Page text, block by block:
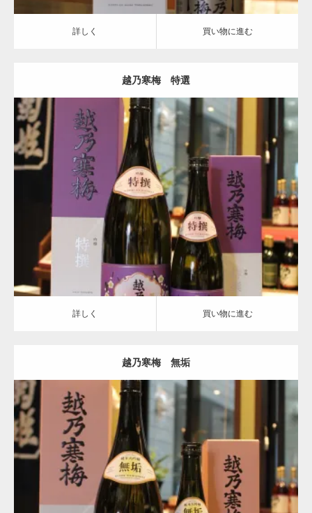
詳しく 買い物に進む
越乃寒梅 特選
越乃寒梅
買い物に進む
詳しく 買い物に進む
越乃寒梅 無垢
越乃寒梅
詳しく